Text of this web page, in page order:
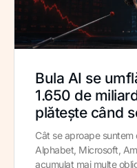
Bula AI se
1.650 de
plătește când
Cât se aproape suntem
Alphabet, Microsoft,
acumulat mai multe